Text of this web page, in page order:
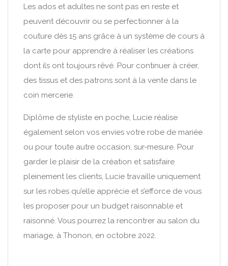
Les ados et adultes ne sont pas en reste et
peuvent découvrir ou se perfectionner à la
couture dès 15 ans grâce à un système de cours à
la carte pour apprendre à réaliser les créations
dont ils ont toujours rêvé. Pour continuer à créer,
des tissus et des patrons sont à la vente dans le
coin mercerie.
Diplôme de styliste en poche, Lucie réalise
également selon vos envies votre robe de mariée
ou pour toute autre occasion, sur-mesure. Pour
garder le plaisir de la création et satisfaire
pleinement les clients, Lucie travaille uniquement
sur les robes qu’elle apprécie et s’efforce de vous
les proposer pour un budget raisonnable et
raisonné. Vous pourrez la rencontrer au salon du
mariage, à Thonon, en octobre 2022.